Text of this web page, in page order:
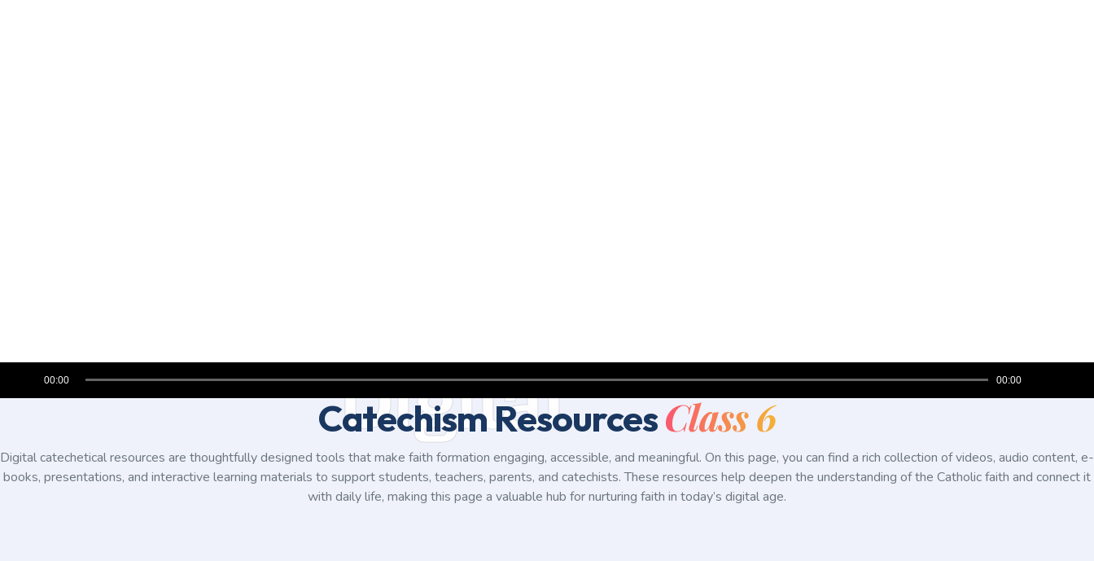
00:00 00:00
Digital
Catechism ResourcesClass 6
Digital catechetical resources are thoughtfully designed tools that make faith formation engaging, accessible, and meaningful. On this page, you can find a rich collection of videos, audio content, e-
books, presentations, and interactive learning materials to support students, teachers, parents, and catechists. These resources help deepen the understanding of the Catholic faith and connect it
with daily life, making this page a valuable hub for nurturing faith in today’s digital age.